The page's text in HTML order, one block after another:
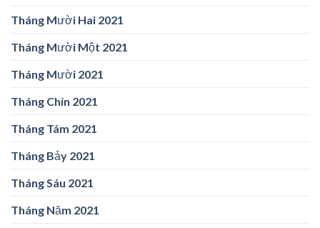
Tháng Mười Hai 2021
Tháng Mười Một 2021
Tháng Mười 2021
Tháng Chín 2021
Tháng Tám 2021
Tháng Bảy 2021
Tháng Sáu 2021
Tháng Năm 2021